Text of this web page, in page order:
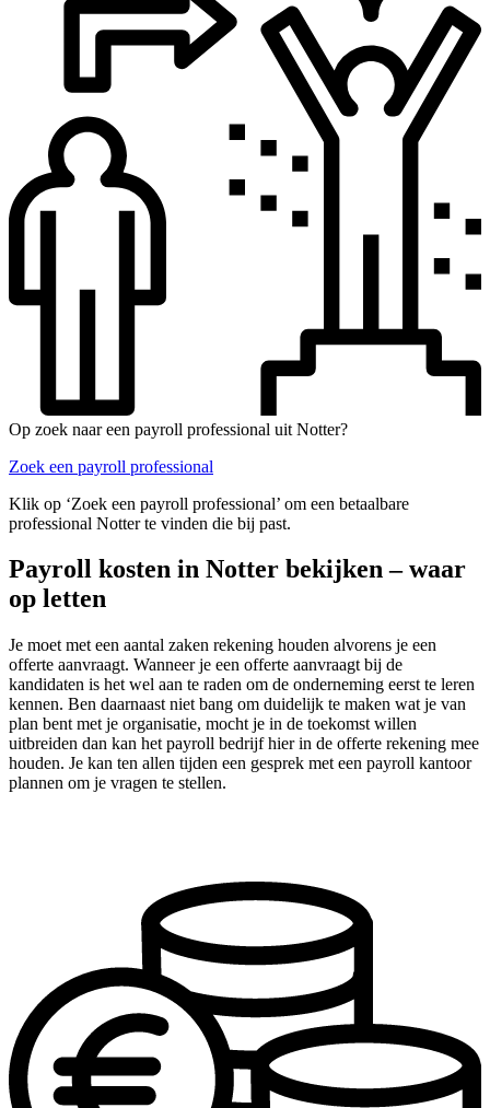
Op zoek naar een payroll professional uit Notter?
Zoek een payroll professional
Klik op ‘Zoek een payroll professional’ om een betaalbare
professional Notter te vinden die bij past.
Payroll kosten in Notter bekijken – waar
op letten
Je moet met een aantal zaken rekening houden alvorens je een
offerte aanvraagt. Wanneer je een offerte aanvraagt bij de
kandidaten is het wel aan te raden om de onderneming eerst te leren
kennen. Ben daarnaast niet bang om duidelijk te maken wat je van
plan bent met je organisatie, mocht je in de toekomst willen
uitbreiden dan kan het payroll bedrijf hier in de offerte rekening mee
houden. Je kan ten allen tijden een gesprek met een payroll kantoor
plannen om je vragen te stellen.